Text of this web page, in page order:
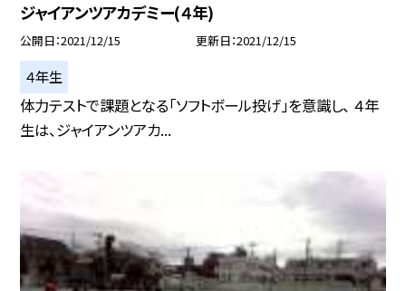
ジャイアンツアカデミー(４年)
公開日 2021/12/15 更新日 2021/12/15
４年生
体力テストで課題となる「ソフトボール投げ」を意識し、 ４年
生は、ジャイアンツアカ...